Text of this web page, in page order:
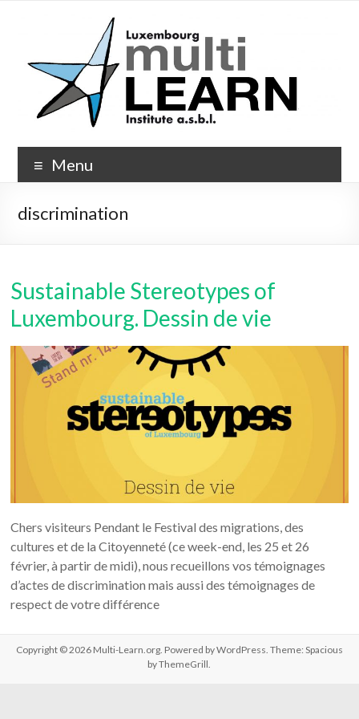
Multi-
Learn.org
Menu
discrimination
Sustainable Stereotypes of
Luxembourg. Dessin de vie
Chers visiteurs Pendant le Festival des migrations, des
cultures et de la Citoyenneté (ce week-end, les 25 et 26
février, à partir de midi), nous recueillons vos témoignages
d’actes de discrimination mais aussi des témoignages de
respect de votre différence
Copyright © 2026 Multi-Learn.org. Powered byWordPress. Theme: Spacious
byThemeGrill.